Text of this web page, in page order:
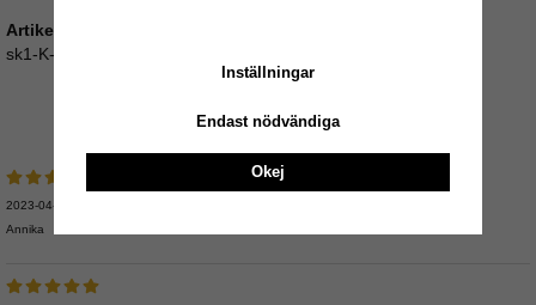
Artikelnummer:
sk1-K-90
Medelbetyg5/5 baserat på5
2023-04-08
Annika
Inställningar
Endast nödvändiga
Okej